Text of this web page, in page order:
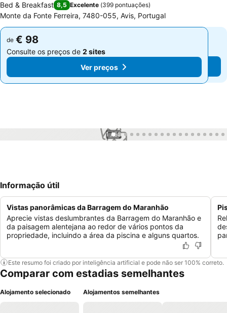
Bed & Breakfast 8,5 Excelente (399 pontuações)
Monte da Fonte Ferreira, 7480-055, Avis, Portugal
de € 98
Consulte os preços de 2 sites
Ver preços
de € 98
Consulte os preços de 2 sites
Ver preços
1 / 58
Informação útil
Vistas panorâmicas da Barragem do Maranhão
Aprecie vistas deslumbrantes da Barragem do Maranhão e
da paisagem alentejana ao redor de vários pontos da
propriedade, incluindo a área da piscina e alguns quartos.
Este resumo foi criado por inteligência artificial e pode não ser 100% correto.
Comparar com estadias semelhantes
Alojamento selecionado Alojamentos semelhantes